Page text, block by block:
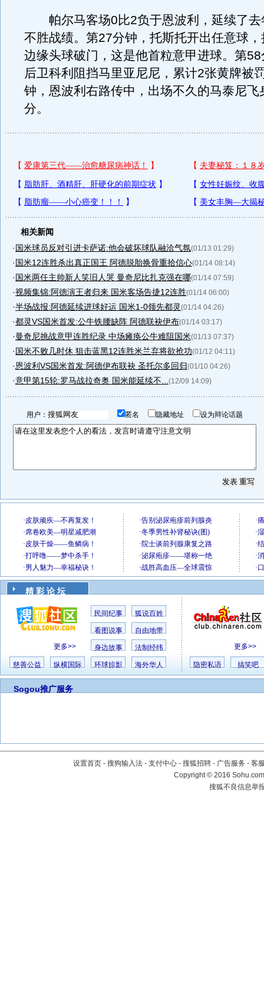
帕尔马客场0比2负于恩波利，延续了去
不胜战绩。第27分钟，托斯托开出任意球
边缘头球破门，这是他首粒意甲进球。第
后卫科利阻挡马里亚尼尼，累计2张黄牌被
钟，恩波利右路传中，出场不久的马泰尼飞
分。
相关新闻
·国米球员反对引进卡萨诺:他会破坏球队融洽气氛(01/13 01:29)
·国米12连胜杀出真正国王 阿德脱胎换骨重拾信心(01/14 08:14)
·国米两任主帅新人笑旧人哭 曼奇尼比扎克强在哪(01/14 07:59)
·视频集锦:阿德演王者归来 国米客场告捷12连胜(01/14 06:00)
·半场战报:阿德延续进球好运 国米1-0领先都灵(01/14 04:26)
·都灵VS国米首发:公牛铁腰缺阵 阿德联袂伊布(01/14 03:17)
·曼奇尼挑战意甲连胜纪录 中场瘫痪公牛难阻国米(01/13 07:37)
·国米不败几时休 狙击蓝黑12连胜米兰弃将欲抢功(01/12 04:11)
·恩波利VS国米首发:阿德伊布联袂 圣托尔多回归(01/10 04:26)
·意甲第15轮:罗马战拉奇奥 国米能延续不... (12/09 14:09)
用户： 匿名 隐藏地址 设为辩论话题
精 彩 论 坛
更多>>
民间纪事 狐说百姓
看图说事 自由地带
身边故事 法制经纬
慈善公益 纵横国际 环球掠影 海外华人
更多>>
隐密私语 搞笑吧
Sogou推广服务
设置首页 - 搜狗输入法 - 支付中心 - 搜狐招聘 - 广告服务 - 客
Copyright©2016
搜狐不良信息举